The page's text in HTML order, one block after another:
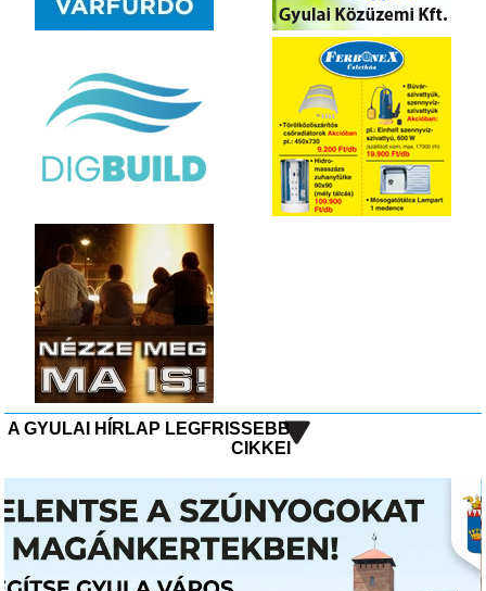
A GYULAI HÍRLAP LEGFRISSEBB
CIKKEI